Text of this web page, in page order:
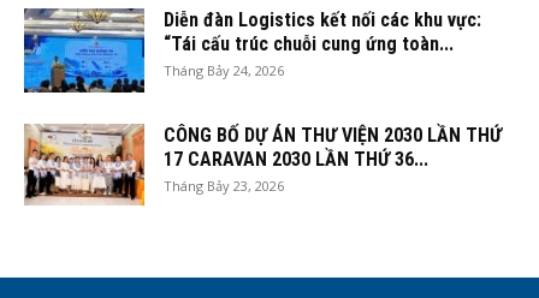
Diễn đàn Logistics kết nối các khu vực:
“Tái cấu trúc chuỗi cung ứng toàn...
Tháng Bảy 24, 2026
CÔNG BỐ DỰ ÁN THƯ VIỆN 2030 LẦN THỨ
17 CARAVAN 2030 LẦN THỨ 36...
Tháng Bảy 23, 2026